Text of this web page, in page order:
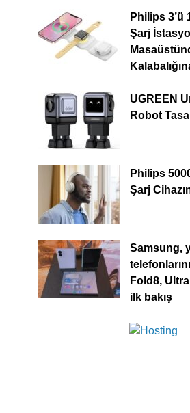
Philips 3’ü
Şarj
UGREEN
Robot
Philips
Şarj
Samsung,
Fold8,
ilk bakış